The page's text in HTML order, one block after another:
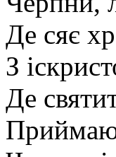
Де сяє
З
Де